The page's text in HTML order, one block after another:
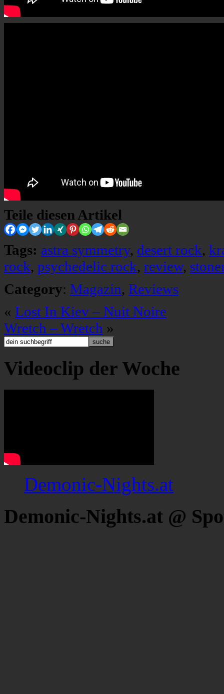
Teile diesen Artikel
Tags: astra symmetry, desert rock,
rock, psychedelic rock, review,
Category: Magazin, Reviews
« Lost In Kiev – Nuit Noire
Wretch – Wretch »
Videoclip der Woche
Demonic-Nights.at
Demonic-Nights.at @